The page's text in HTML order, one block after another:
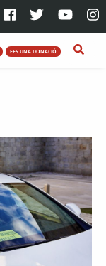
FES UNA DONACIÓ